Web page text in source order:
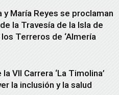
y María Reyes se proclaman
la Travesía de la Isla de
Terreros de ‘Almería
VII Carrera ‘La Timolina’
la inclusión y la salud